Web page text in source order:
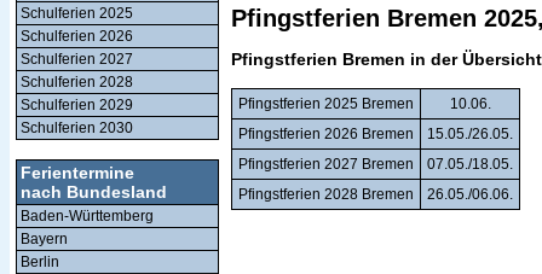
Schulferien 2025
Schulferien 2026
Schulferien 2027
Schulferien 2028
Schulferien 2029
Schulferien 2030
Ferientermine
nach Bundesland
Baden-Württemberg
Bayern
Berlin
Pfingstferien Bremen
Pfingstferien Bremen in der
Pfingstferien 2025 Bremen
10.06.
Pfingstferien 2026 Bremen
15.05./26.05.
Pfingstferien 2027 Bremen
07.05./18.05.
Pfingstferien 2028 Bremen
26.05./06.06.